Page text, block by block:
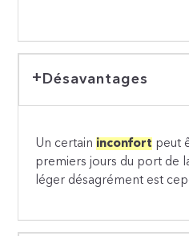
Désavantages
Un certain inconfort peut
premiers jours du port de
léger désagrément est